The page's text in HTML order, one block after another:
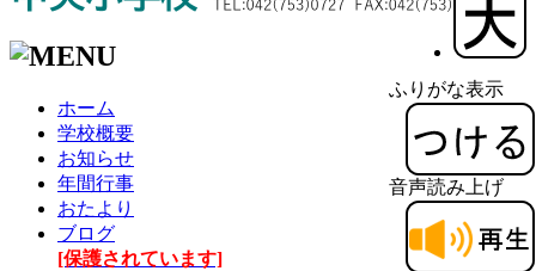
ふりがな表示
音声読み上げ
ホーム
学校概要
お知らせ
年間行事
おたより
ブログ
[保護されています]